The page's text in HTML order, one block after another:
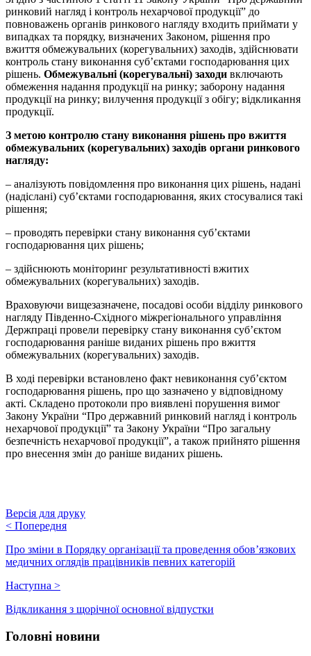
ринковий нагляд і контроль нехарчової продукції” до
повноважень органів ринкового нагляду входить приймати у
випадках та порядку, визначених Законом, рішення про
вжиття обмежувальних (корегувальних) заходів, здійснювати
контроль стану виконання суб’єктами господарювання цих
рішень. Обмежувальні (корегувальні) заходи включають
обмеження надання продукції на ринку; заборону надання
продукції на ринку; вилучення продукції з обігу; відкликання
продукції.
З метою контролю стану виконання рішень про вжиття
обмежувальних (корегувальних) заходів органи ринкового
нагляду:
– аналізують повідомлення про виконання цих рішень, надані
(надіслані) суб’єктами господарювання, яких стосувалися такі
рішення;
– проводять перевірки стану виконання суб’єктами
господарювання цих рішень;
– здійснюють моніторинг результативності вжитих
обмежувальних (корегувальних) заходів.
Враховуючи вищезазначене, посадові особи відділу ринкового
нагляду Південно-Східного міжрегіонального управління
Держпраці провели перевірку стану виконання суб’єктом
господарювання раніше виданих рішень про вжиття
обмежувальних (корегувальних) заходів.
В ході перевірки встановлено факт невиконання суб’єктом
господарювання рішень, про що зазначено у відповідному
акті. Складено протоколи про виявлені порушення вимог
Закону України “Про державний ринковий нагляд і контроль
нехарчової продукції” та Закону України “Про загальну
безпечність нехарчової продукції”, а також прийнято рішення
про внесення змін до раніше виданих рішень.
Версія для друку
< Попередня
Про зміни в Порядку організації та проведення обов’язкових
медичних оглядів працівників певних категорій
Наступна >
Відкликання з щорічної основної відпустки
Головні новини